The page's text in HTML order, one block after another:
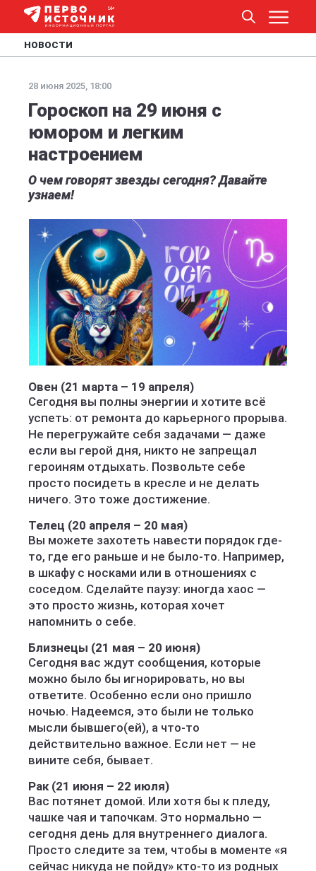
НОВОСТИ
28 июня 2025, 18:00
Гороскоп на 29 июня с
юмором и легким
настроением
О чем говорят звезды сегодня? Давайте
узнаем!
Овен (21 марта – 19 апреля)
Сегодня вы полны энергии и хотите всё
успеть: от ремонта до карьерного прорыва.
Не перегружайте себя задачами — даже
если вы герой дня, никто не запрещал
героиням отдыхать. Позвольте себе
просто посидеть в кресле и не делать
ничего. Это тоже достижение.
Телец (20 апреля – 20 мая)
Вы можете захотеть навести порядок где-
то, где его раньше и не было-то. Например,
в шкафу с носками или в отношениях с
соседом. Сделайте паузу: иногда хаос —
это просто жизнь, которая хочет
напомнить о себе.
Близнецы (21 мая – 20 июня)
Сегодня вас ждут сообщения, которые
можно было бы игнорировать, но вы
ответите. Особенно если оно пришло
ночью. Надеемся, это были не только
мысли бывшего(ей), а что-то
действительно важное. Если нет — не
вините себя, бывает.
Рак (21 июня – 22 июля)
Вас потянет домой. Или хотя бы к пледу,
чашке чая и тапочкам. Это нормально —
сегодня день для внутреннего диалога.
Просто следите за тем, чтобы в моменте «я
сейчас никуда не пойду» кто-то из родных